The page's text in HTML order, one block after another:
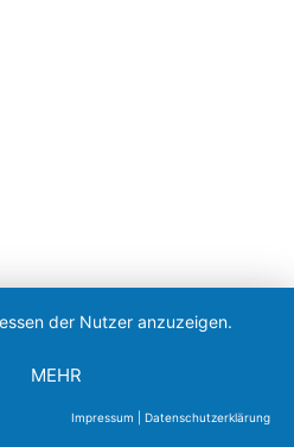
der Nutzer anzuzeigen.
MEHR
Impressum Datenschutzerklärung